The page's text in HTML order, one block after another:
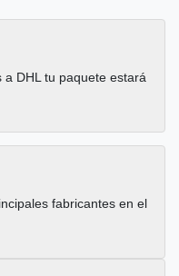
a DHL tu paquete estará
fabricantes en el